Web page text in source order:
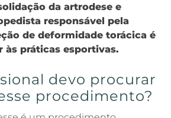
da artrodese e
responsável pela
de deformidade torácica é
às práticas esportivas.
devo procurar
procedimento?